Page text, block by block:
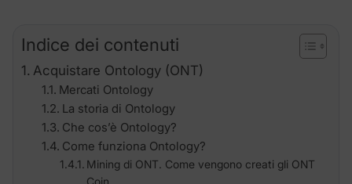
Indice dei contenuti
Acquistare Ontology (ONT)
Mercati Ontology
La storia di Ontology
Che cos’è Ontology?
Come funziona Ontology?
Mining di ONT. Come vengono creati gli ONT